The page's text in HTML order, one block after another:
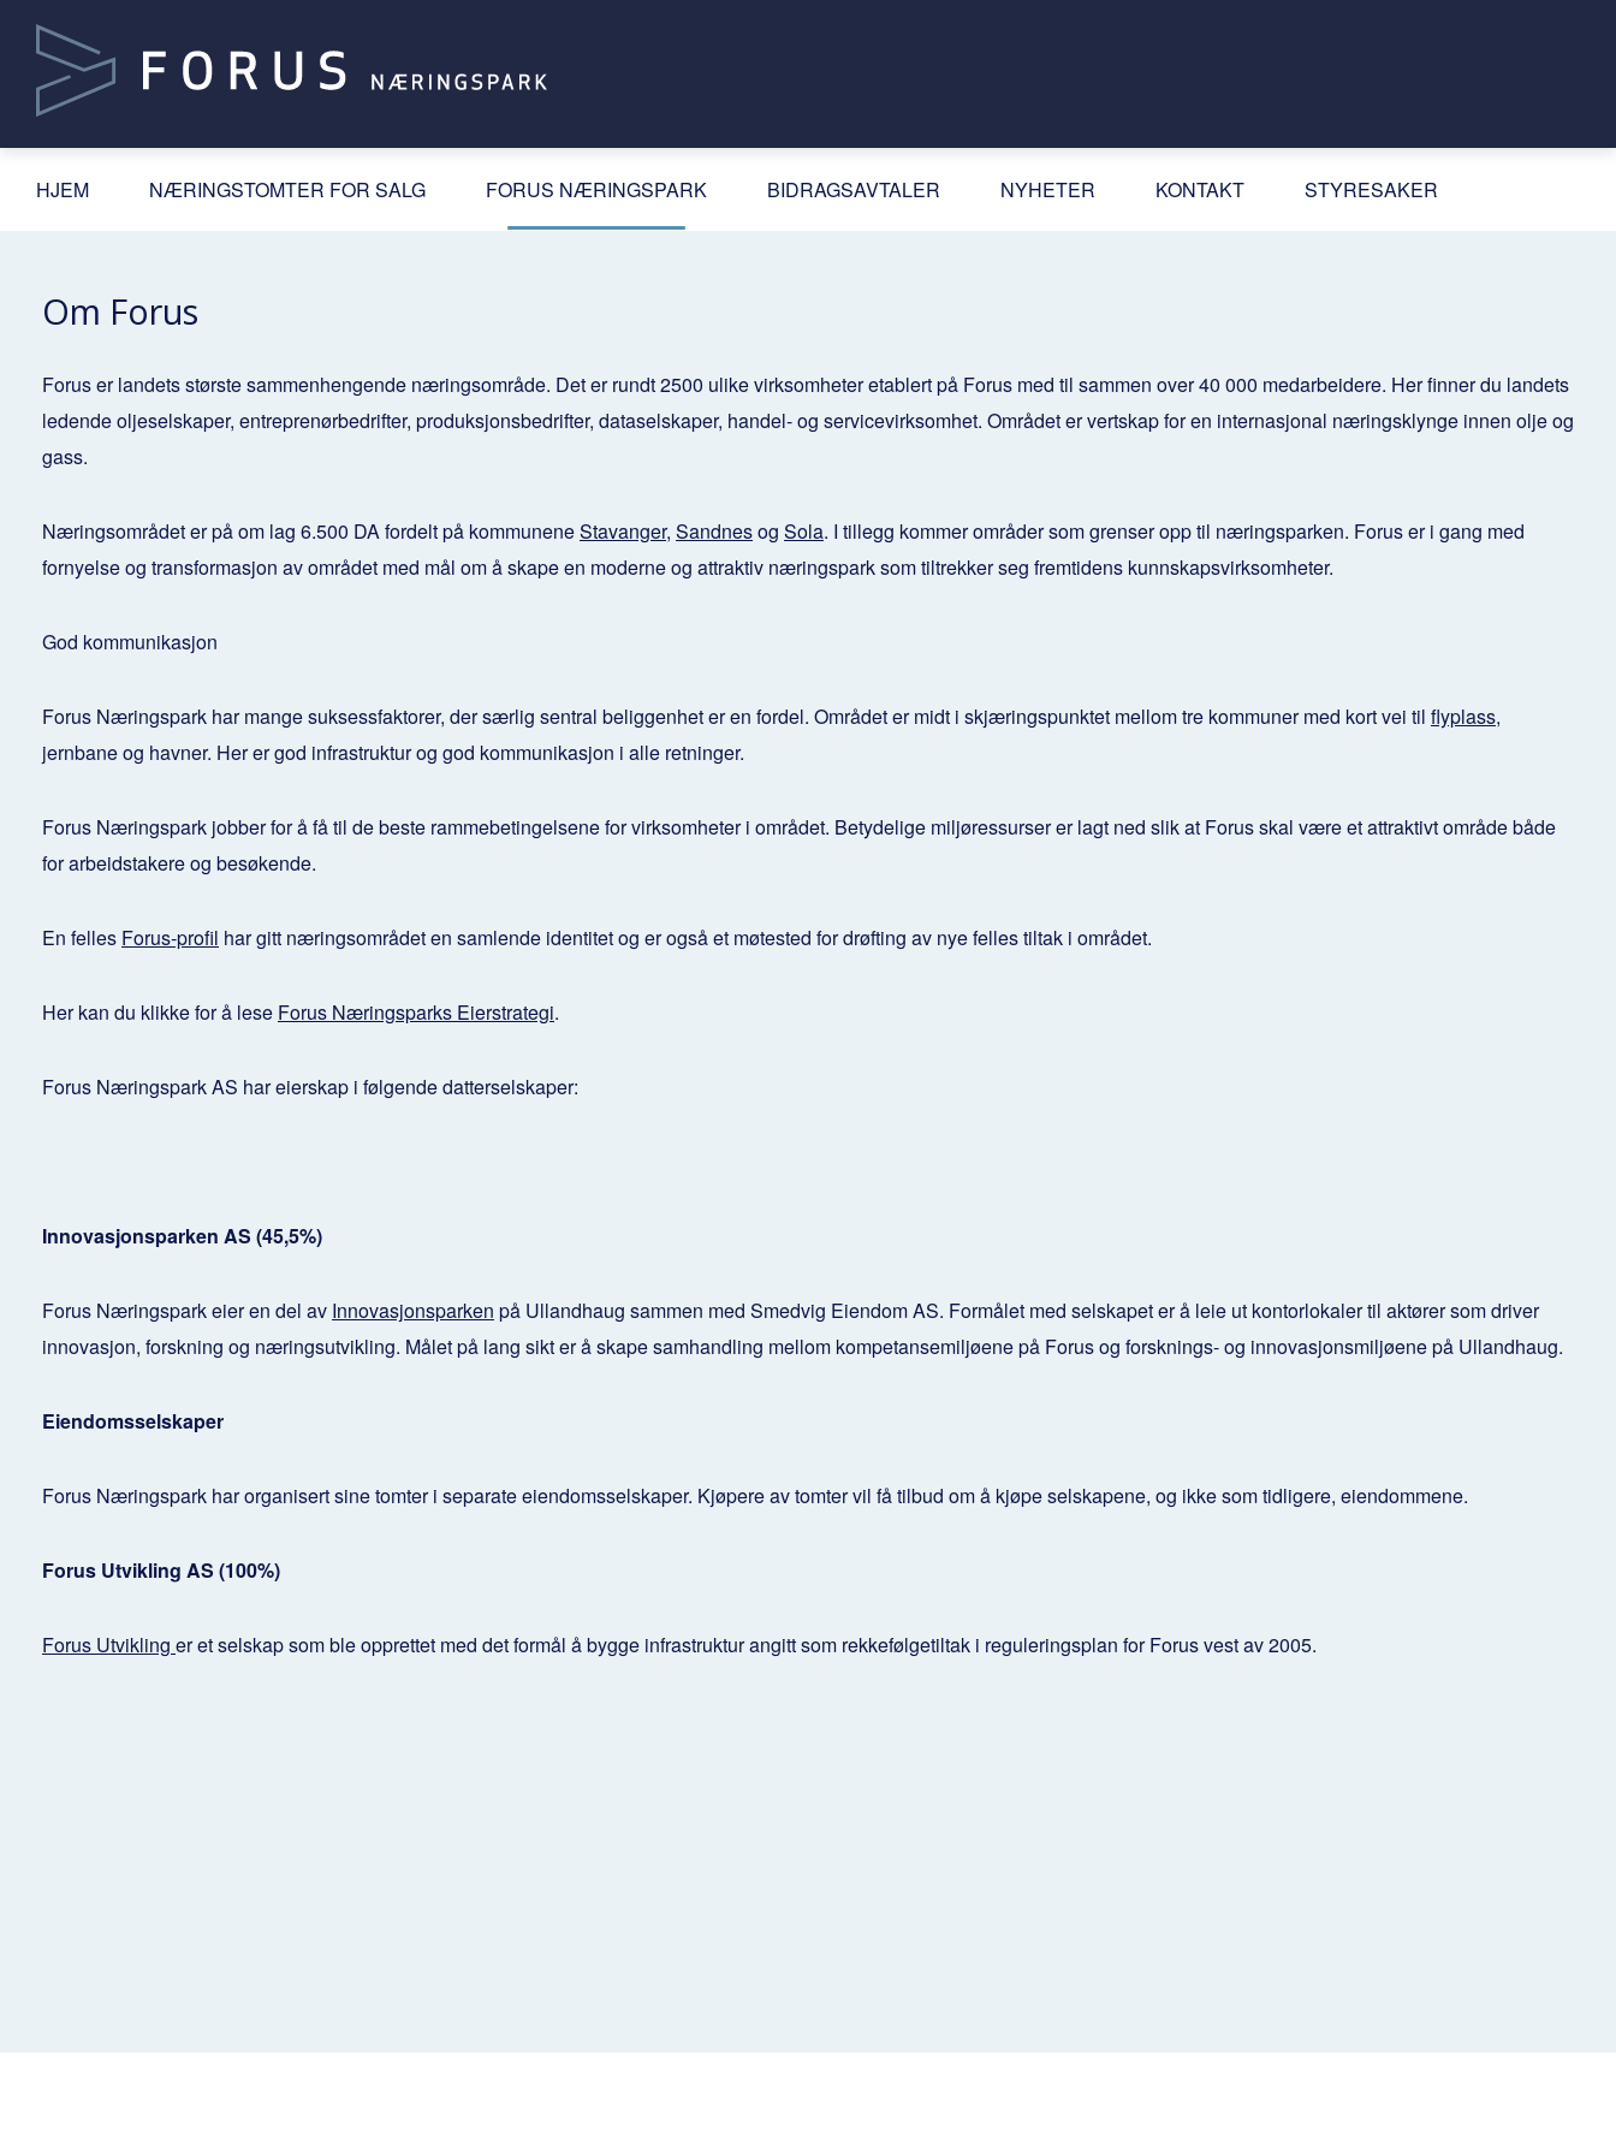
HJEM NÆRINGSTOMTER FOR SALG FORUS NÆRINGSPARK BIDRAGSAVTALER NYHETER KONTAKT STYRESAKER
Om Forus
Forus er landets største sammenhengende næringsområde. Det er rundt 2500 ulike virksomheter etablert på Forus med til sammen over 40 000 medarbeidere. Her finner du landets
ledende oljeselskaper, entreprenørbedrifter, produksjonsbedrifter, dataselskaper, handel- og servicevirksomhet. Området er vertskap for en internasjonal næringsklynge innen olje og
gass.
Næringsområdet er på om lag 6.500 DA fordelt på kommuneneStavanger, Sandnesog Sola. I tillegg kommer områder som grenser opp til næringsparken. Forus er i gang med
fornyelse og transformasjon av området med mål om å skape en moderne og attraktiv næringspark som tiltrekker seg fremtidens kunnskapsvirksomheter.
God kommunikasjon
Forus Næringspark har mange suksessfaktorer, der særlig sentral beliggenhet er en fordel. Området er midt i skjæringspunktet mellom tre kommuner med kort vei til flyplass,
jernbane og havner. Her er god infrastruktur og god kommunikasjon i alle retninger.
Forus Næringspark jobber for å få til de beste rammebetingelsene for virksomheter i området. Betydelige miljøressurser er lagt ned slik at Forus skal være et attraktivt område både
for arbeidstakere og besøkende.
En felles Forus-profil har gitt næringsområdet en samlende identitet og er også et møtested for drøfting av nye felles tiltak i området.
Her kan du klikke for å lese Forus Næringsparks Eierstrategi.
Forus Næringspark AS har eierskap i følgende datterselskaper:
Innovasjonsparken AS (45,5%)
Forus Næringspark eier en del av Innovasjonsparken på Ullandhaug sammen med Smedvig Eiendom AS. Formålet med selskapet er å leie ut kontorlokaler til aktører som driver
innovasjon, forskning og næringsutvikling. Målet på lang sikt er å skape samhandling mellom kompetansemiljøene på Forus og forsknings- og innovasjonsmiljøene på Ullandhaug.
Eiendomsselskaper
Forus Næringspark har organisert sine tomter i separate eiendomsselskaper. Kjøpere av tomter vil få tilbud om å kjøpe selskapene, og ikke som tidligere, eiendommene.
Forus Utvikling AS (100%)
Forus Utvikling er et selskap som ble opprettet med det formål å bygge infrastruktur angitt som rekkefølgetiltak i reguleringsplan for Forus vest av 2005.